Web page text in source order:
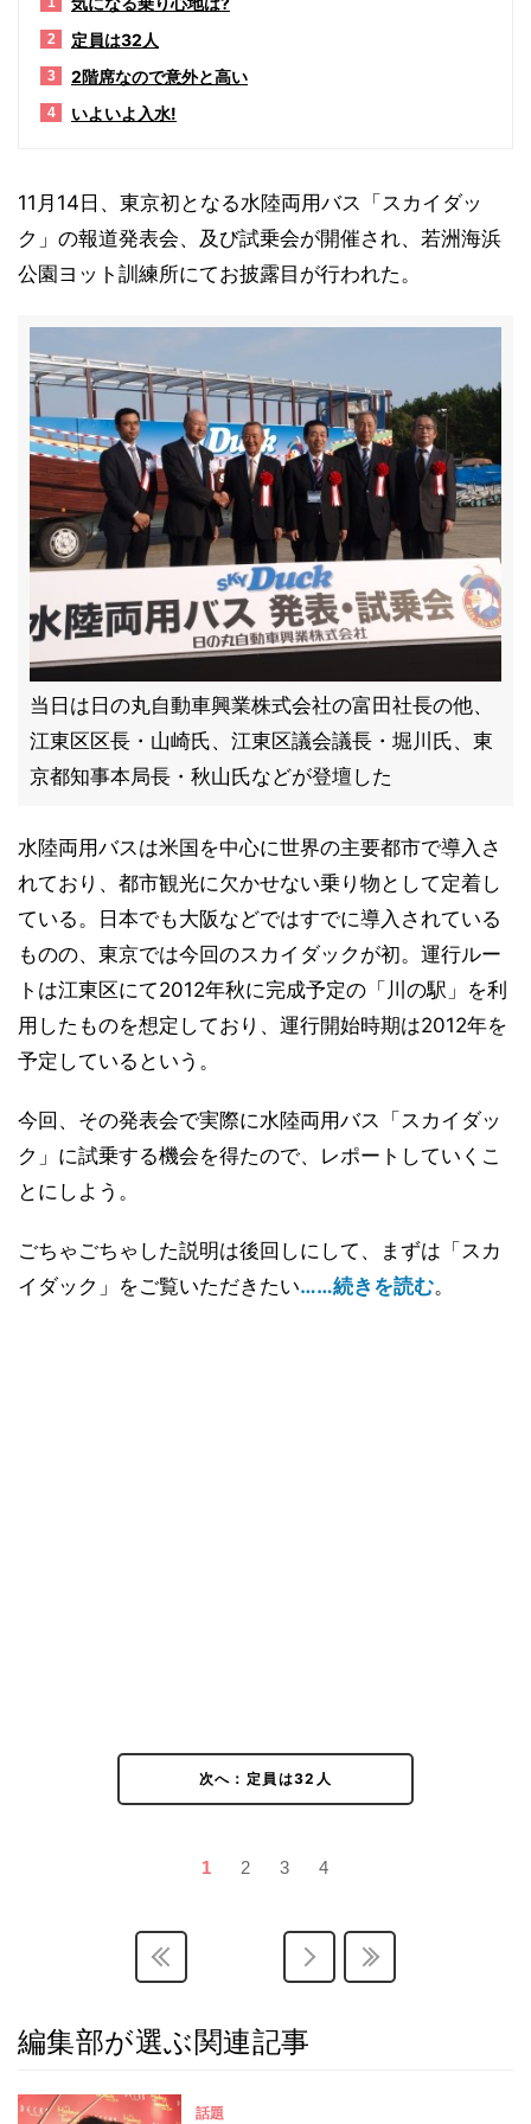
2 定員は32人
3 2階席なので意外と高い
4 いよいよ入水!
11月14日、東京初となる水陸両用バス「スカイダッ
ク」の報道発表会、及び試乗会が開催され、若洲海浜
公園ヨット訓練所にてお披露目が行われた。
当日は日の丸自動車興業株式会社の富田社長の他、
江東区区長・山崎氏、江東区議会議長・堀川氏、東
京都知事本局長・秋山氏などが登壇した
水陸両用バスは米国を中心に世界の主要都市で導入さ
れており、都市観光に欠かせない乗り物として定着し
ている。日本でも大阪などではすでに導入されている
ものの、東京では今回のスカイダックが初。運行ルー
トは江東区にて2012年秋に完成予定の「川の駅」を利
用したものを想定しており、運行開始時期は2012年を
予定しているという。
今回、その発表会で実際に水陸両用バス「スカイダッ
ク」に試乗する機会を得たので、レポートしていくこ
とにしよう。
ごちゃごちゃした説明は後回しにして、まずは「スカ
イダック」をご覧いただきたい……続きを読む。
次へ：定員は32人
1 2 3 4
編集部が選ぶ関連記事
話題